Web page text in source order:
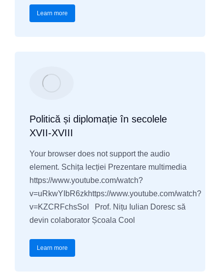
Learn more
Politică și diplomație în secolele
XVII-XVIII
Your browser does not support the audio
element. Schița lecției Prezentare multimedia
https://www.youtube.com/watch?
v=uRkwYIbR6zkhttps://www.youtube.com/watch?
v=KZCRFchsSoI Prof. Nițu Iulian Doresc să
devin colaborator Școala Cool
Learn more